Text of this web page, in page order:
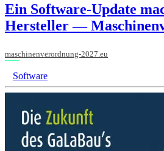
Ein Software-Update
Hersteller —
maschinenverordnung-2027.eu
Software